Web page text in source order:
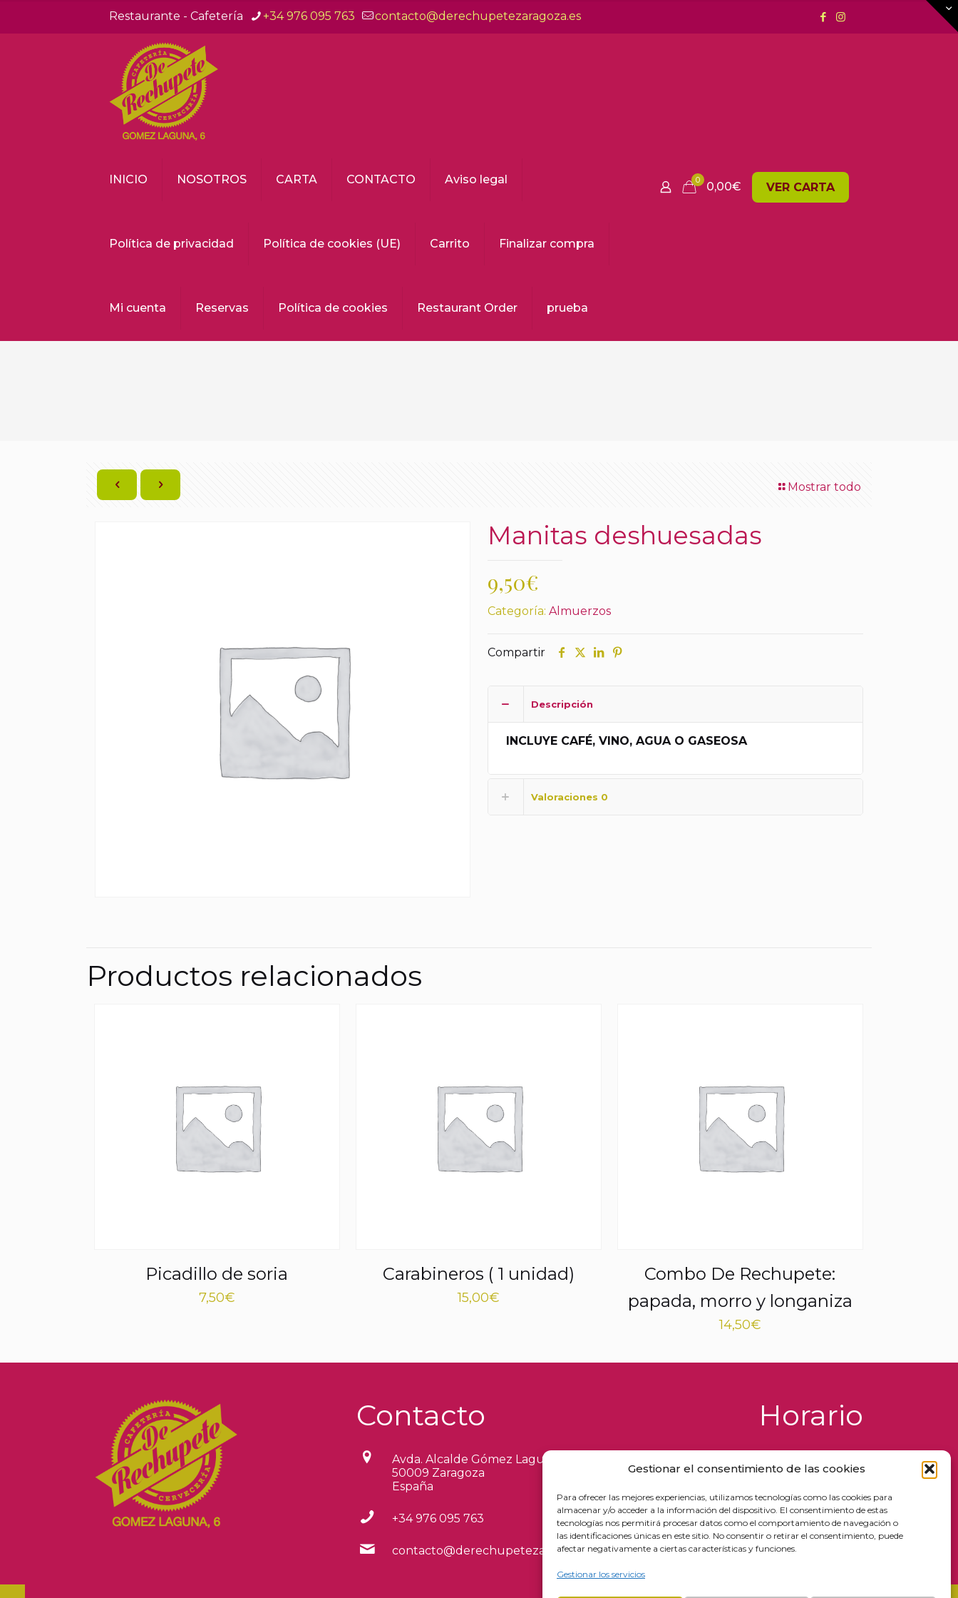
Gestionar el consentimiento de las cookies
Para ofrecer las mejores experiencias, utilizamos tecnologías como las cookies para
almacenar y/o acceder a la información del dispositivo. El consentimiento de estas
tecnologías nos permitirá procesar datos como el comportamiento de navegación o
las identificaciones únicas en este sitio. No consentir o retirar el consentimiento, puede
afectar negativamente a ciertas características y funciones.
Gestionar los servicios
Restaurante - Cafetería +34 976 095 763 contacto@derechupetezaragoza.es
INICIO NOSOTROS CARTA CONTACTO Aviso legal
Política de privacidad Política de cookies (UE) Carrito Finalizar compra
Mi cuenta Reservas Política de cookies Restaurant Order prueba
0 0,00€ VER CARTA
Mostrar todo
Manitas deshuesadas
9,50€
Categoría: Almuerzos
Compartir
Descripción
INCLUYE CAFÉ, VINO, AGUA O GASEOSA
Valoraciones 0
Productos relacionados
Picadillo de soria
7,50€
Carabineros ( 1 unidad)
15,00€
Combo De Rechupete:
papada, morro y longaniza
14,50€
Contacto
Avda. Alcalde Gómez Laguna, 6
50009 Zaragoza
España
+34 976 095 763
contacto@derechupetezaragoza.es
Horario
de 09:00 a 17:00
Viernes y Sábados
de 09:00 a 18:00
Domingos